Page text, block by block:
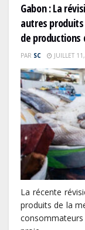
Gabon : La
autres
de productions
PAR SC JUILLET
La récente
produits de la